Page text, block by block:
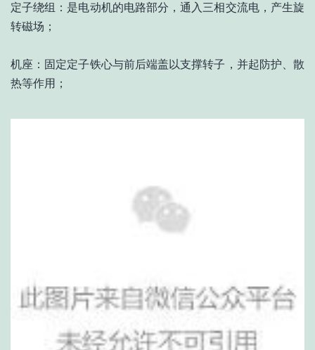
定子绕组：是电动机的电路部分，通入三相交流电，产生旋
转磁场；
机座：固定定子铁心与前后端盖以支撑转子，并起防护、散
热等作用；